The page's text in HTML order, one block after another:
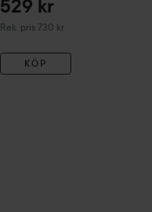
529 kr
Rek. pris 730 kr
Rekommenderat pris 730 kr
KÖP